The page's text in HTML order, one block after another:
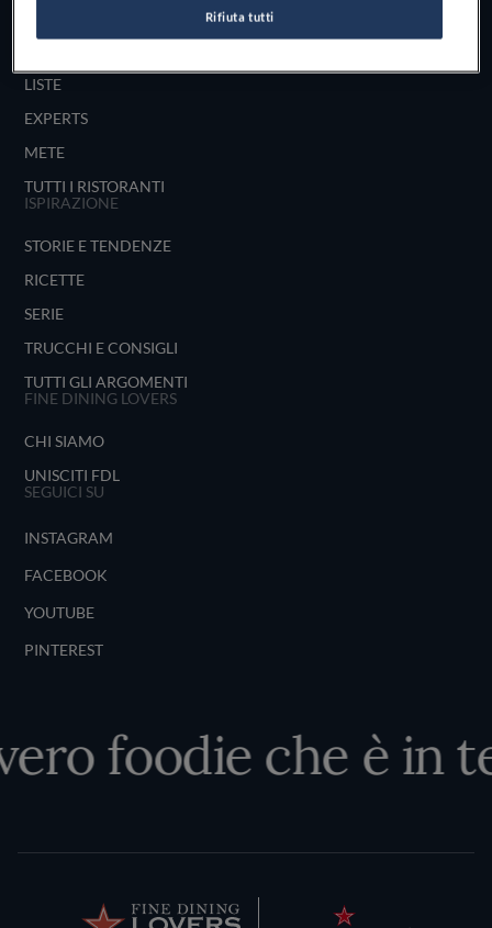
LISTE
EXPERTS
METE
TUTTI I RISTORANTI
ISPIRAZIONE
STORIE E TENDENZE
RICETTE
SERIE
TRUCCHI E CONSIGLI
TUTTI GLI ARGOMENTI
FINE DINING LOVERS
CHI SIAMO
UNISCITI FDL
SEGUICI SU
INSTAGRAM
FACEBOOK
YOUTUBE
PINTEREST
foodie che è in
Rifiuta tutti